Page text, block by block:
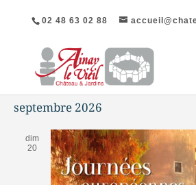
02 48 63 02 88
septembre 2026
dim
20